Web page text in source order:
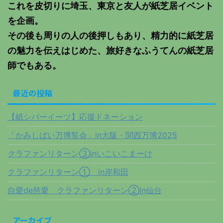
これを皮切りに埼玉、東京と友人が紙芝居イベント
を企画。
その後も周りの人の後押しもあり、精力的に紙芝居
の魅力を伝えはじめた、旅好きなふうてんの紙芝居
師でもある。
最近の投稿
【紙シバーイーツ】応援ドネーション
「かみしばい万博覧会」in大阪・関西万博2025
クラファンリターン③inいこいこまーけ
クラファンリターン① in岸和田
自愛de慈愛 クラファンリターン②in仙台
アーカイブ